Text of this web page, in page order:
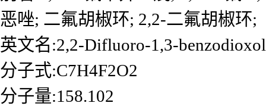
恶唑; 二氟胡椒环; 2,2-二氟胡椒环;
英文名:2,2-Difluoro-1,3-
分子式:C7H4F2O2
分子量:158.102